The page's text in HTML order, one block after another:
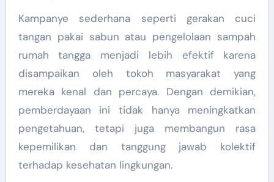
Kampanye sederhana seperti gerakan cuci
tangan pakai sabun atau pengelolaan sampah
rumah tangga menjadi lebih efektif karena
disampaikan oleh tokoh masyarakat yang
mereka kenal dan percaya. Dengan demikian,
pemberdayaan ini tidak hanya meningkatkan
pengetahuan, tetapi juga membangun rasa
kepemilikan dan tanggung jawab kolektif
terhadap kesehatan lingkungan.